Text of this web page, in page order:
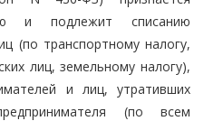
и подлежит списанию
(по транспортному налогу,
лиц, земельному налогу),
и лиц, утративших
(по всем